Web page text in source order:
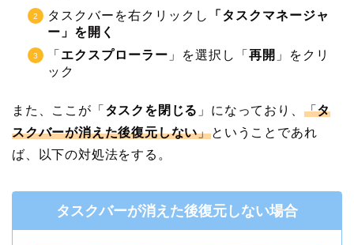
タスクバーを右クリックし
「タスクマネージャ
ー」を開く
「 エクスプローラー 」を選択し「 再開 」をクリ
ック
また、ここが「 タスクを閉じる 」になっており、 「タ
スクバーが消えた後復元しない」ということであれ
ば、以下の対処法をする。
タスクバーが消えた後復元しない場合